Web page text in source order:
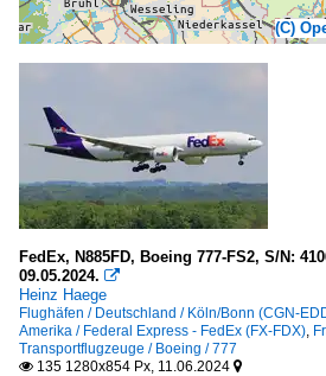
(C)
FedEx, N885FD, Boeing 777-FS2, S/N:
09.05.2024. 
Heinz Haege
Flughäfen / Deutschland / Köln/Bonn (CGN-
Amerika / Federal Express - FedEx (FX-FDX),
Transportflugzeuge / Boeing / 777
 135 1280x854 Px, 11.06.2024 